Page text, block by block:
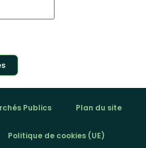
Publics Plan du site
Politique de cookies (UE)